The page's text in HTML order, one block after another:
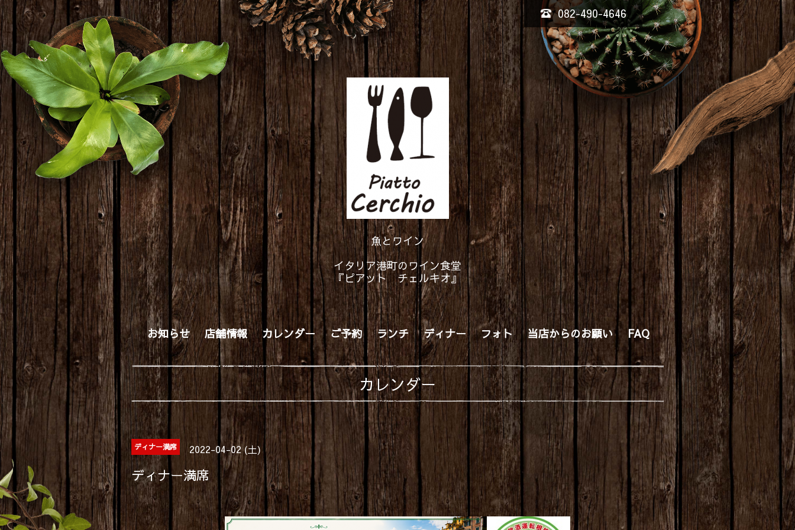
082-490-4646
魚とワイン
イタリア港町のワイン食堂
『ピアット チェルキオ』
お知らせ 店舗情報 カレンダー ご予約 ランチ ディナー フォト 当店からのお願い FAQ
カレンダー
ディナー満席 2022-04-02 (土)
ディナー満席